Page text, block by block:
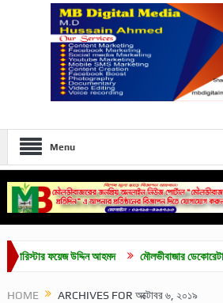
Menu
ফয়েজ উদ্দিন আহমদ মৌলভীবাজার ডেকোরেটার্স মালিক
HOME ARCHIVES FOR অক্টোবর ৬, ২০১৯